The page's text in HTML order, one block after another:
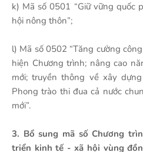
k) Mã số 0501 “Giữ vững quốc
hội nông thôn”;
l) Mã số 0502 “Tăng cường
hiện Chương trình; nâng cao
mới; truyền thông về xây
Phong trào thi đua cả nước
mới”.
3. Bổ sung mã số Chương
triển kinh tế - xã hội vùng